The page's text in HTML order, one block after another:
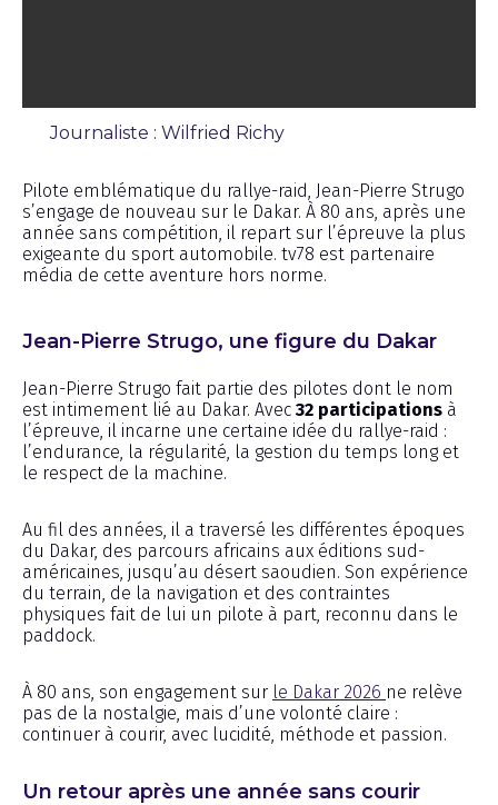
Journaliste : Wilfried Richy
Pilote emblématique du rallye-raid, Jean-Pierre Strugo
s’engage de nouveau sur le Dakar. À 80 ans, après une
année sans compétition, il repart sur l’épreuve la plus
exigeante du sport automobile. tv78 est partenaire
média de cette aventure hors norme.
Jean-Pierre Strugo, une figure du Dakar
Jean-Pierre Strugo fait partie des pilotes dont le nom
est intimement lié au Dakar. Avec 32 participations à
l’épreuve, il incarne une certaine idée du rallye-raid :
l’endurance, la régularité, la gestion du temps long et
le respect de la machine.
Au fil des années, il a traversé les différentes époques
du Dakar, des parcours africains aux éditions sud-
américaines, jusqu’au désert saoudien. Son expérience
du terrain, de la navigation et des contraintes
physiques fait de lui un pilote à part, reconnu dans le
paddock.
À 80 ans, son engagement sur le Dakar 2026 ne relève
pas de la nostalgie, mais d’une volonté claire :
continuer à courir, avec lucidité, méthode et passion.
Un retour après une année sans courir